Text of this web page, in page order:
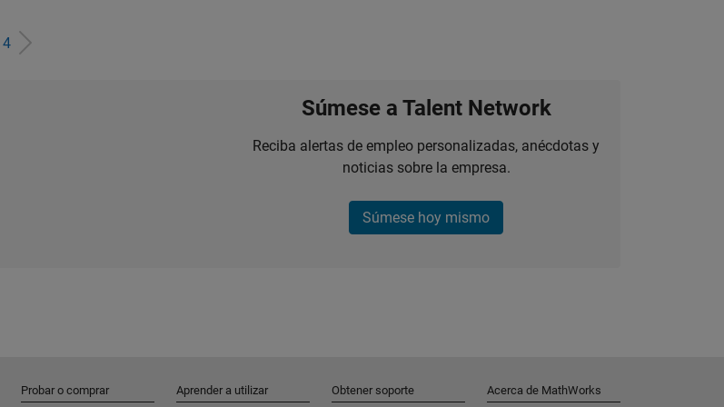
4
Súmese a Talent Network
Reciba alertas de empleo personalizadas, anécdotas y
noticias sobre la empresa.
Súmese hoy mismo
Probar o comprar Aprender a utilizar Obtener soporte Acerca de MathWorks